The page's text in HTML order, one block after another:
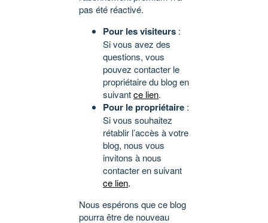
pas été réactivé.
Pour les visiteurs :
Si vous avez des
questions, vous
pouvez contacter le
propriétaire du blog en
suivantce lien.
Pour le propriétaire :
Si vous souhaitez
rétablir l’accès à votre
blog, nous vous
invitons à nous
contacter en suivant
ce lien.
Nous espérons que ce blog
pourra être de nouveau